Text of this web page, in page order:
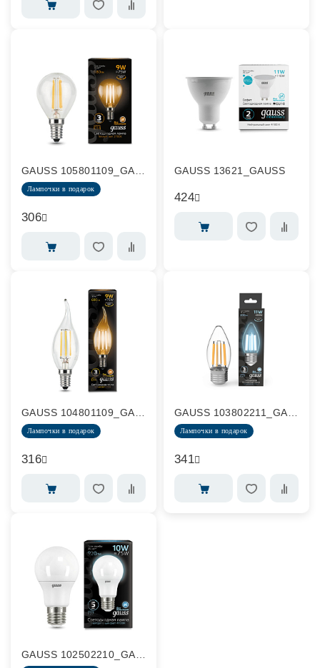
Лампочки в подарок
306
GAUSS 13621_GAUSS
424
Лампочки в подарок
316
Лампочки в подарок
341